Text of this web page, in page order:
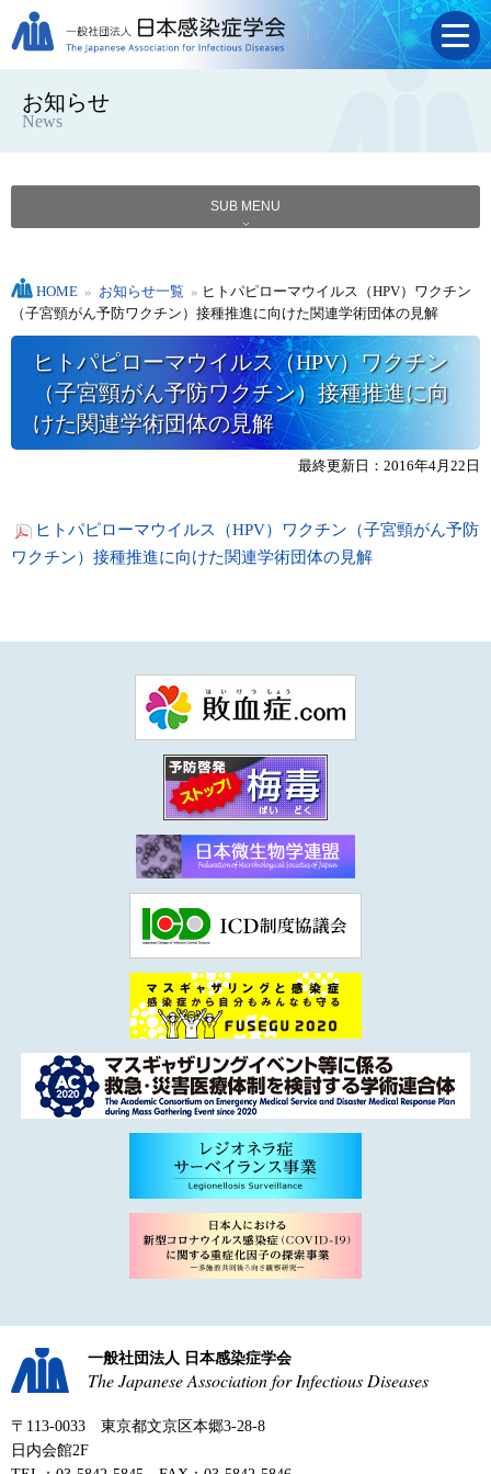
お知らせ
News
SUB MENU
HOME » お知らせ一覧 » ヒトパピローマウイルス（HPV）ワクチン
（子宮頸がん予防ワクチン）接種推進に向けた関連学術団体の見解
ヒトパピローマウイルス（HPV）ワクチン
（子宮頸がん予防ワクチン）接種推進に向
けた関連学術団体の見解
最終更新日：2016年4月22日
ヒトパピローマウイルス（HPV）ワクチン（子宮頸がん予防
ワクチン）接種推進に向けた関連学術団体の見解
一般社団法人 日本感染症学会
The Japanese Association for Infectious Diseases
〒113-0033 東京都文京区本郷3-28-8
日内会館2F